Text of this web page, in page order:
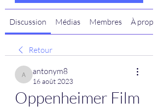
Discussion Médias Membres À propos
Retour
antonym8
antonym8
16 août 2023
Oppenheimer Film